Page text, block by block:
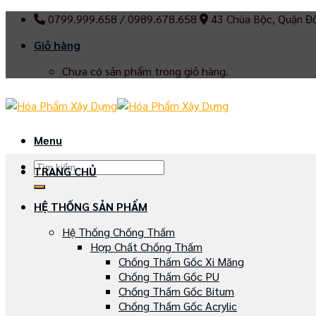
Skip
content
0799.999.658 / 0989.678.658
43 Chùa Bộc, Quận
Giỏ hàng
Chưa có sản phẩm trong giỏ hàng.
Menu
Tìm
kiếm:
TRANG CHỦ
HỆ THỐNG SẢN PHẨM
Hệ Thống Chống Thấm
Hợp Chất Chống Thấm
Chống Thấm Gốc Xi Măng
Chống Thấm Gốc PU
Chống Thấm Gốc Bitum
Chống Thấm Gốc Acrylic